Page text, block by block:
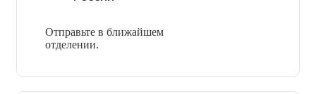
Отправьте в ближайшем
отделении.